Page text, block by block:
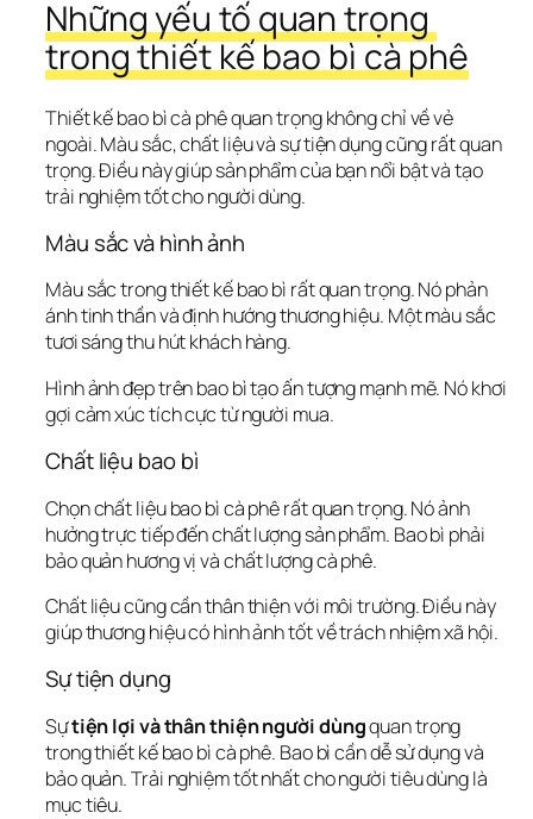
Những yếu tố quan trọng
trong thiết kế bao bì cà phê
Thiết kế bao bì cà phê quan trọng không chỉ về vẻ
ngoài. Màu sắc, chất liệu và sự tiện dụng cũng rất quan
trọng. Điều này giúp sản phẩm của bạn nổi bật và tạo
trải nghiệm tốt cho người dùng.
Màu sắc và hình ảnh
Màu sắc trong thiết kế bao bì rất quan trọng. Nó phản
ánh tinh thần và định hướng thương hiệu. Một màu sắc
tươi sáng thu hút khách hàng.
Hình ảnh đẹp trên bao bì tạo ấn tượng mạnh mẽ. Nó khơi
gợi cảm xúc tích cực từ người mua.
Chất liệu bao bì
Chọn chất liệu bao bì cà phê rất quan trọng. Nó ảnh
hưởng trực tiếp đến chất lượng sản phẩm. Bao bì phải
bảo quản hương vị và chất lượng cà phê.
Chất liệu cũng cần thân thiện với môi trường. Điều này
giúp thương hiệu có hình ảnh tốt về trách nhiệm xã hội.
Sự tiện dụng
Sự tiện lợi và thân thiện người dùng quan trọng
trong thiết kế bao bì cà phê. Bao bì cần dễ sử dụng và
bảo quản. Trải nghiệm tốt nhất cho người tiêu dùng là
mục tiêu.